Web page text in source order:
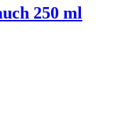
250 ml